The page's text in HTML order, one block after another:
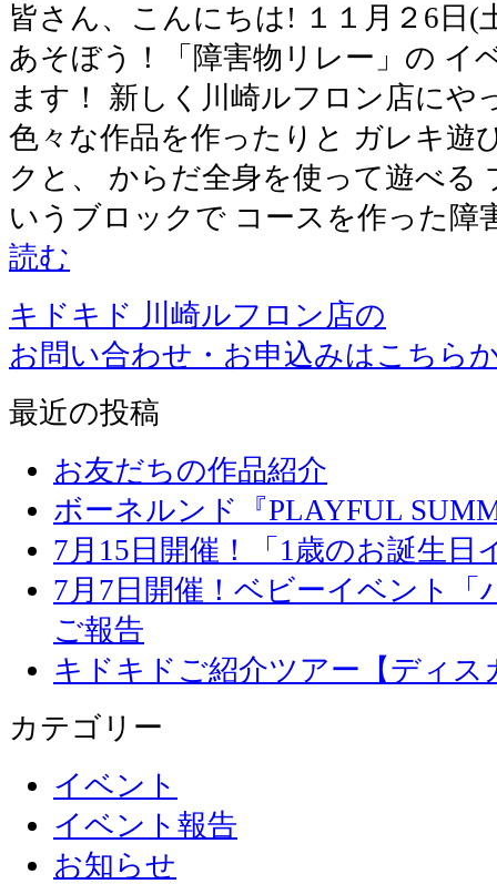
皆さん、こんにちは! １１月２6日(
あそぼう！「障害物リレー」の イ
ます！ 新しく川崎ルフロン店にや
色々な作品を作ったりと ガレキ遊
クと、 からだ全身を使って遊べる
いうブロックで コースを作った
読む
キドキド 川崎ルフロン店の
お問い合わせ・お申込みはこちら
最近の投稿
お友だちの作品紹介
ボーネルンド『PLAYFUL
7月15日開催！「1歳のお誕生日
7月7日開催！ベビーイベント
ご報告
キドキドご紹介ツアー【ディス
カテゴリー
イベント
イベント報告
お知らせ